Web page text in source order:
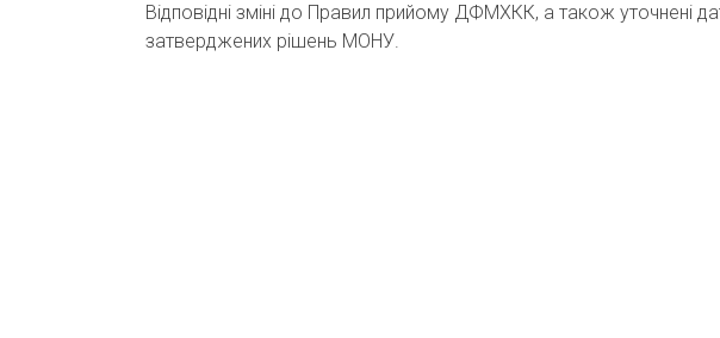
Відповідні зміні до Правил прийому ДФМХКК, а також уточнені
затверджених рішень МОНУ.